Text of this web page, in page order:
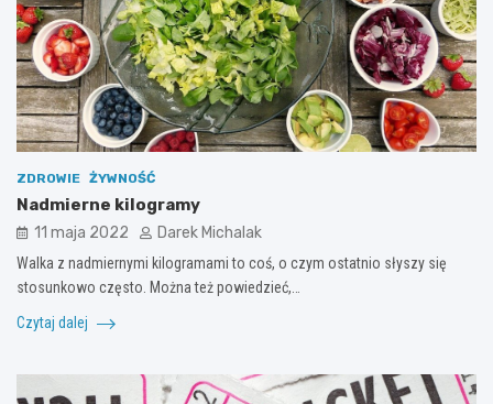
ZDROWIE ŻYWNOŚĆ
Nadmierne kilogramy
11 maja 2022 Darek Michalak
Walka z nadmiernymi kilogramami to coś, o czym ostatnio słyszy się
stosunkowo często. Można też powiedzieć,…
Czytaj dalej